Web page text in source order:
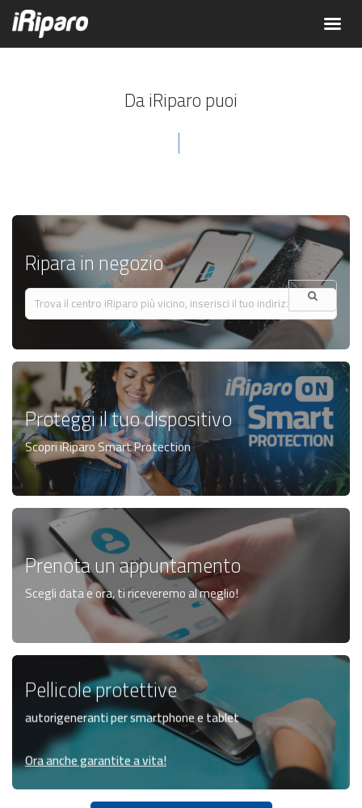
Da iRiparo puoi
Ripara in negozio
Proteggi il tuo dispositivo
Scopri iRiparo Smart Protection
Prenota un appuntamento
Scegli data e ora, ti riceveremo al meglio!
Pellicole protettive
autorigeneranti per smartphone e tablet
Ora anche garantite a vita!